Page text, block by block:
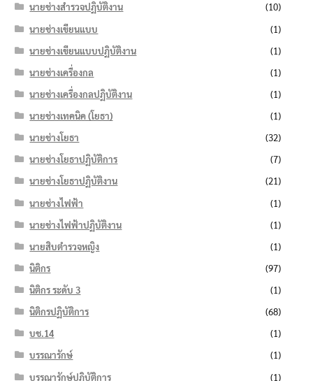
นายช่างสำรวจปฏิบัติงาน
(10)
นายช่างเขียนแบบ
(1)
นายช่างเขียนแบบปฏิบัติงาน
(1)
นายช่างเครื่องกล
(1)
นายช่างเครื่องกลปฏิบัติงาน
(1)
นายช่างเทคนิค (โยธา)
(1)
นายช่างโยธา
(32)
นายช่างโยธาปฏิบัติการ
(7)
นายช่างโยธาปฏิบัติงาน
(21)
นายช่างไฟฟ้า
(1)
นายช่างไฟฟ้าปฏิบัติงาน
(1)
นายสิบตำรวจหญิง
(1)
นิติกร
(97)
นิติกร ระดับ 3
(1)
นิติกรปฏิบัติการ
(68)
บช.14
(1)
บรรณารักษ์
(1)
บรรณารักษ์ปฏิบัติการ
(1)